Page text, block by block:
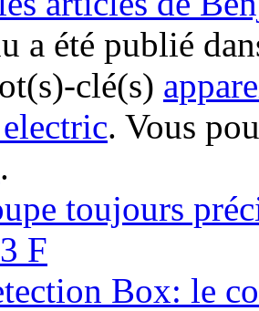
a été publié
clé(s)
. Vous
.
toujours
F
Box: le